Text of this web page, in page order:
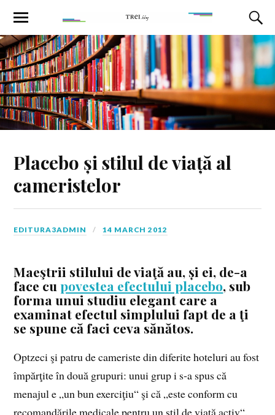
Placebo și stilul de viață al
cameristelor
EDITURA3ADMIN 14 MARCH 2012
Maeştrii stilului de viaţă au, și ei, de-a
face cupovestea efectului placebo, sub
forma unui studiu elegant care a
examinat efectul simplului fapt de a ţi
se spune că faci ceva sănătos.
Optzeci şi patru de cameriste din diferite hoteluri au fost
împărţite în două grupuri: unui grup i s‑a spus că
menajul e „un bun exerciţiu“ şi că „este conform cu
recomandările medicale pentru un stil de viaţă activ“,